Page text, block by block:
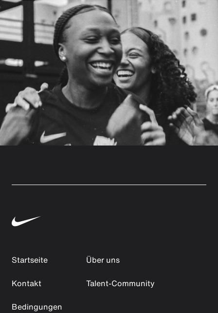
Startseite
Über uns
Kontakt
Talent-Community
Bedingungen